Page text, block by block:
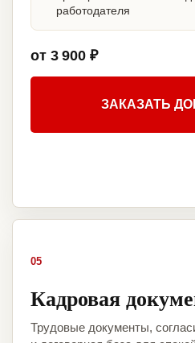
работодателя
от 3 900 ₽
ЗАКАЗАТЬ
05
Кадровая
Трудовые документы,